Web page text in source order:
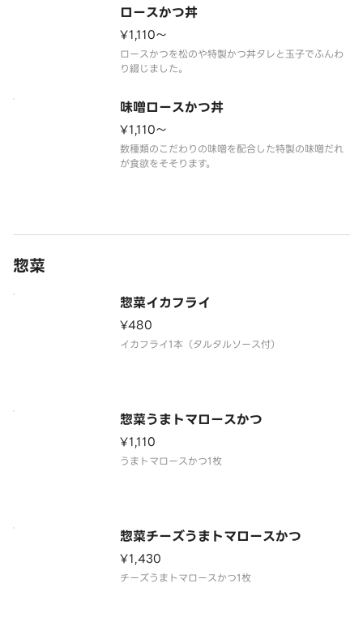
ロースかつ丼
¥1,110〜
ロースかつを松のや特製かつ丼タレと玉子でふんわ
り綴じました。
味噌ロースかつ丼
¥1,110〜
数種類のこだわりの味噌を配合した特製の味噌だれ
が食欲をそそります。
惣菜
惣菜イカフライ
¥480
惣菜うまトマロースかつ
¥1,110
惣菜チーズうまトマロースかつ
¥1,430